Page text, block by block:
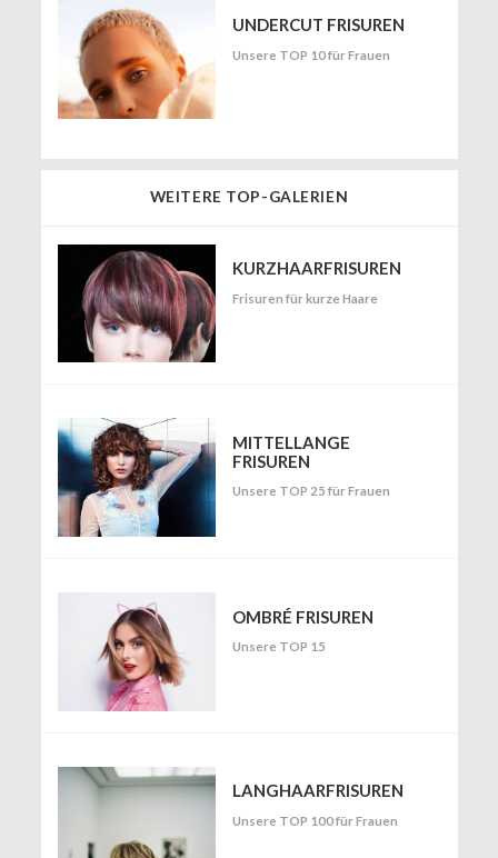
UNDERCUT FRISUREN
Unsere TOP 10 für Frauen
WEITERE TOP-GALERIEN
KURZHAARFRISUREN
Frisuren für kurze Haare
MITTELLANGE
FRISUREN
Unsere TOP 25 für Frauen
OMBRÉ FRISUREN
Unsere TOP 15
LANGHAARFRISUREN
Unsere TOP 100 für Frauen